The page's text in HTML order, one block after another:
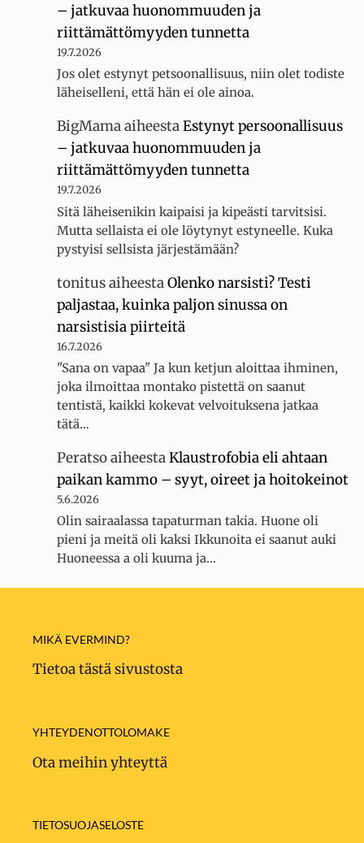
– jatkuvaa huonommuuden ja
riittämättömyyden tunnetta
19.7.2026
Jos olet estynyt petsoonallisuus, niin olet todiste
läheiselleni, että hän ei ole ainoa.
BigMamaaiheestaEstynyt persoonallisuus
– jatkuvaa huonommuuden ja
riittämättömyyden tunnetta
19.7.2026
Sitä läheisenikin kaipaisi ja kipeästi tarvitsisi.
Mutta sellaista ei ole löytynyt estyneelle. Kuka
pystyisi sellsista järjestämään?
tonitusaiheestaOlenko narsisti? Testi
paljastaa, kuinka paljon sinussa on
narsistisia piirteitä
16.7.2026
"Sana on vapaa" Ja kun ketjun aloittaa ihminen,
joka ilmoittaa montako pistettä on saanut
tentistä, kaikki kokevat velvoituksena jatkaa
tätä…
PeratsoaiheestaKlaustrofobia eli ahtaan
paikan kammo – syyt, oireet ja hoitokeinot
5.6.2026
Olin sairaalassa tapaturman takia. Huone oli
pieni ja meitä oli kaksi Ikkunoita ei saanut auki
Huoneessa a oli kuuma ja…
MIKÄ EVERMIND?
Tietoa tästä sivustosta
YHTEYDENOTTOLOMAKE
Ota meihin yhteyttä
TIETOSUOJASELOSTE